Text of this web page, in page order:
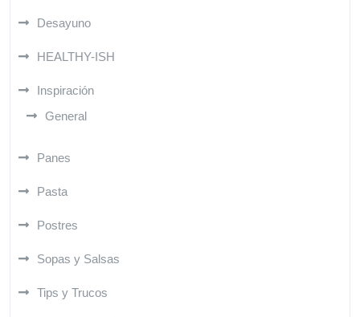
Desayuno
HEALTHY-ISH
Inspiración
General
Panes
Pasta
Postres
Sopas y Salsas
Tips y Trucos